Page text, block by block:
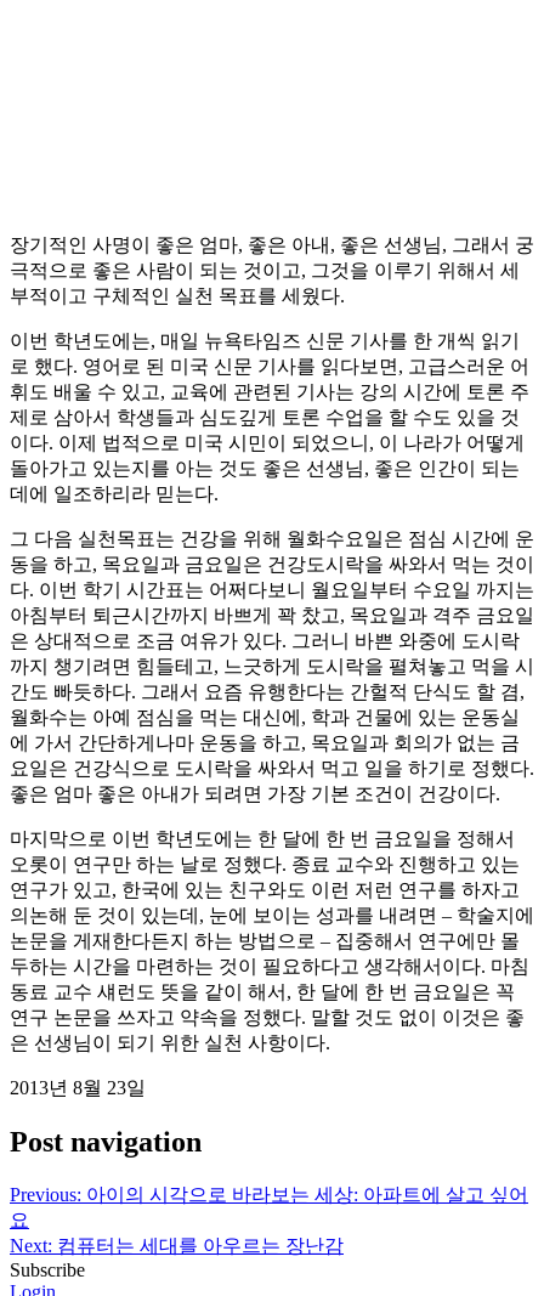
장기적인 사명이 좋은 엄마, 좋은 아내, 좋은 선생님, 그래서 궁
극적으로 좋은 사람이 되는 것이고, 그것을 이루기 위해서 세
부적이고 구체적인 실천 목표를 세웠다.
이번 학년도에는, 매일 뉴욕타임즈 신문 기사를 한 개씩 읽기
로 했다. 영어로 된 미국 신문 기사를 읽다보면, 고급스러운 어
휘도 배울 수 있고, 교육에 관련된 기사는 강의 시간에 토론 주
제로 삼아서 학생들과 심도깊게 토론 수업을 할 수도 있을 것
이다. 이제 법적으로 미국 시민이 되었으니, 이 나라가 어떻게
돌아가고 있는지를 아는 것도 좋은 선생님, 좋은 인간이 되는
데에 일조하리라 믿는다.
그 다음 실천목표는 건강을 위해 월화수요일은 점심 시간에 운
동을 하고, 목요일과 금요일은 건강도시락을 싸와서 먹는 것이
다. 이번 학기 시간표는 어쩌다보니 월요일부터 수요일 까지는
아침부터 퇴근시간까지 바쁘게 꽉 찼고, 목요일과 격주 금요일
은 상대적으로 조금 여유가 있다. 그러니 바쁜 와중에 도시락
까지 챙기려면 힘들테고, 느긋하게 도시락을 펼쳐놓고 먹을 시
간도 빠듯하다. 그래서 요즘 유행한다는 간헐적 단식도 할 겸,
월화수는 아예 점심을 먹는 대신에, 학과 건물에 있는 운동실
에 가서 간단하게나마 운동을 하고, 목요일과 회의가 없는 금
요일은 건강식으로 도시락을 싸와서 먹고 일을 하기로 정했다.
좋은 엄마 좋은 아내가 되려면 가장 기본 조건이 건강이다.
마지막으로 이번 학년도에는 한 달에 한 번 금요일을 정해서
오롯이 연구만 하는 날로 정했다. 종료 교수와 진행하고 있는
연구가 있고, 한국에 있는 친구와도 이런 저런 연구를 하자고
의논해 둔 것이 있는데, 눈에 보이는 성과를 내려면 – 학술지에
논문을 게재한다든지 하는 방법으로 – 집중해서 연구에만 몰
두하는 시간을 마련하는 것이 필요하다고 생각해서이다. 마침
동료 교수 섀런도 뜻을 같이 해서, 한 달에 한 번 금요일은 꼭
연구 논문을 쓰자고 약속을 정했다. 말할 것도 없이 이것은 좋
은 선생님이 되기 위한 실천 사항이다.
2013년 8월 23일
Post navigation
Previous: 아이의 시각으로 바라보는 세상: 아파트에 살고 싶어
요
Next: 컴퓨터는 세대를 아우르는 장난감
Subscribe
Login